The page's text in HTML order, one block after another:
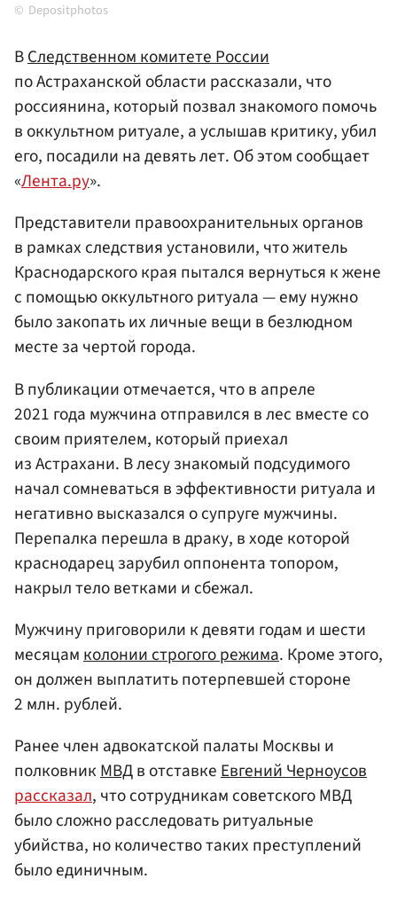
Depositphotos
ВСледственном комитете России
по Астраханской области рассказали, что
россиянина, который позвал знакомого помочь
в оккультном ритуале, а услышав критику, убил
его, посадили на девять лет. Об этом сообщает
«Лента.ру».
Представители правоохранительных органов
в рамках следствия установили, что житель
Краснодарского края пытался вернуться к жене
с помощью оккультного ритуала — ему нужно
было закопать их личные вещи в безлюдном
месте за чертой города.
В публикации отмечается, что в апреле
2021 года мужчина отправился в лес вместе со
своим приятелем, который приехал
из Астрахани. В лесу знакомый подсудимого
начал сомневаться в эффективности ритуала и
негативно высказался о супруге мужчины.
Перепалка перешла в драку, в ходе которой
краснодарец зарубил оппонента топором,
накрыл тело ветками и сбежал.
Мужчину приговорили к девяти годам и шести
месяцамколонии строгого режима. Кроме этого,
он должен выплатить потерпевшей стороне
2 млн. рублей.
Ранее член адвокатской палаты Москвы и
полковникМВДв отставкеЕвгений Черноусов
рассказал, что сотрудникам советского МВД
было сложно расследовать ритуальные
убийства, но количество таких преступлений
было единичным.